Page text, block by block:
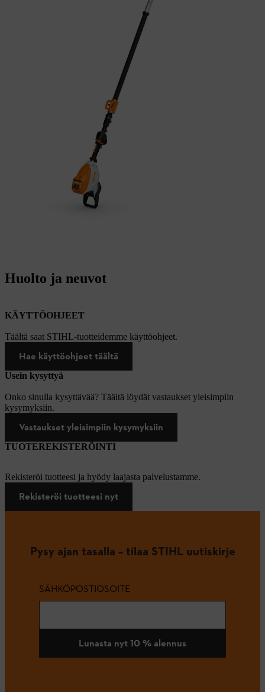
Huolto ja neuvot
KÄYTTÖOHJEET
Täältä saat STIHL-tuotteidemme käyttöohjeet.
Hae käyttöohjeet täältä
Usein kysyttyä
Onko sinulla kysyttävää? Täältä löydät vastaukset yleisimpiin
kysymyksiin.
Vastaukset yleisimpiin kysymyksiin
TUOTEREKISTERÖINTI
Rekisteröi tuotteesi ja hyödy laajasta palvelustamme.
Rekisteröi tuotteesi nyt
Pysy ajan tasalla – tilaa STIHL uutiskirje
SÄHKÖPOSTIOSOITE
Lunasta nyt 10 % alennus